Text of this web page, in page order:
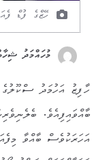
ހޭޒްގެ ފުޑް ފެއަރ 2015.
މުހައްމަދު
ހާފިޒު އަހުމަދު
ބާއްވައިފިއެވެ.
އަހަރަކުވެސް ބާއްވާ